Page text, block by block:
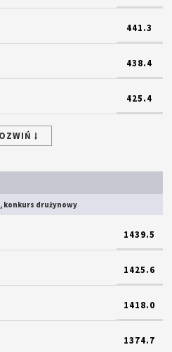
441.3
438.4
425.4
konkurs drużynowy
1439.5
1425.6
1418.0
1374.7